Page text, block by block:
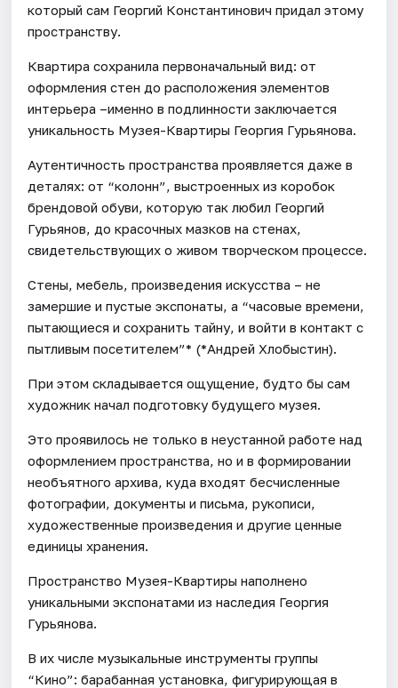
который сам Георгий Константинович придал этому
пространству.
Квартира сохранила первоначальный вид: от
оформления стен до расположения элементов
интерьера –именно в подлинности заключается
уникальность Музея-Квартиры Георгия Гурьянова.
Аутентичность пространства проявляется даже в
деталях: от “колонн”, выстроенных из коробок
брендовой обуви, которую так любил Георгий
Гурьянов, до красочных мазков на стенах,
свидетельствующих о живом творческом процессе.
Стены, мебель, произведения искусства – не
замершие и пустые экспонаты, а “часовые времени,
пытающиеся и сохранить тайну, и войти в контакт с
пытливым посетителем”* (*Андрей Хлобыстин).
При этом складывается ощущение, будто бы сам
художник начал подготовку будущего музея.
Это проявилось не только в неустанной работе над
оформлением пространства, но и в формировании
необъятного архива, куда входят бесчисленные
фотографии, документы и письма, рукописи,
художественные произведения и другие ценные
единицы хранения.
Пространство Музея-Квартиры наполнено
уникальными экспонатами из наследия Георгия
Гурьянова.
В их числе музыкальные инструменты группы
“Кино”: барабанная установка, фигурирующая в